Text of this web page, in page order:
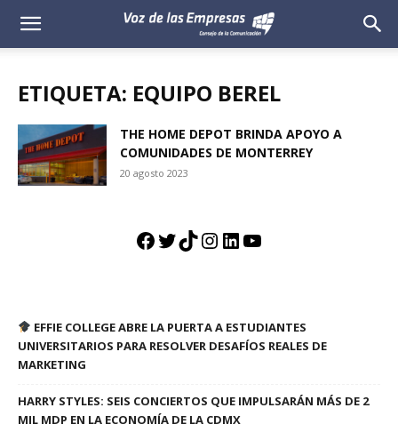
Voz
Empresas
ETIQUETA: EQUIPO BEREL
THE HOME DEPOT BRINDA APOYO A
COMUNIDADES DE MONTERREY
20 agosto 2023
Facebook
Twitter
TikTok
Instagram
LinkedIn
YouTube
EFFIE COLLEGE ABRE LA PUERTA A ESTUDIANTES
UNIVERSITARIOS PARA RESOLVER DESAFÍOS REALES DE
MARKETING
HARRY STYLES: SEIS CONCIERTOS QUE IMPULSARÁN MÁS DE 2
MIL MDP EN LA ECONOMÍA DE LA CDMX